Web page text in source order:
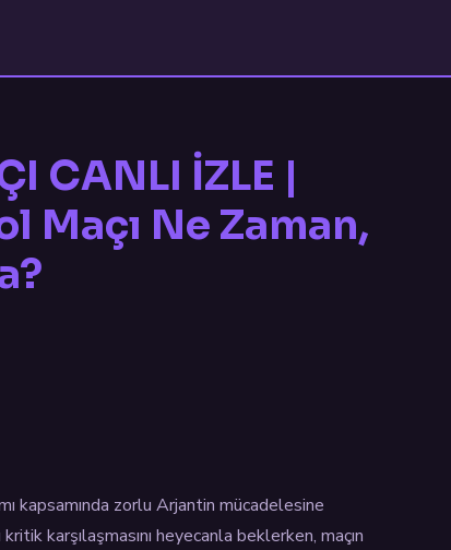
CANLI İZLE |
Maçı Ne Zaman,
kapsamında zorlu Arjantin mücadelesine
karşılaşmasını heyecanla beklerken, maçın